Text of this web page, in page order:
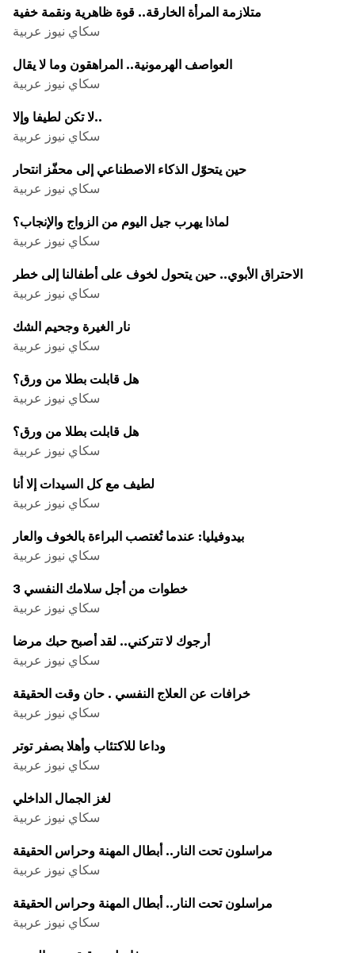
متلازمة المرأة الخارقة.. قوة ظاهرية ونقمة خفية
سكاي نيوز عربية
العواصف الهرمونية.. المراهقون وما لا يقال
سكاي نيوز عربية
لا تكن لطيفا وإلا..
سكاي نيوز عربية
حين يتحوّل الذكاء الاصطناعي إلى محفّز انتحار
سكاي نيوز عربية
لماذا يهرب جيل اليوم من الزواج والإنجاب؟
سكاي نيوز عربية
الاحتراق الأبوي.. حين يتحول لخوف على أطفالنا إلى خطر
سكاي نيوز عربية
نار الغيرة وجحيم الشك
سكاي نيوز عربية
هل قابلت بطلا من ورق؟
سكاي نيوز عربية
هل قابلت بطلا من ورق؟
سكاي نيوز عربية
لطيف مع كل السيدات إلا أنا
سكاي نيوز عربية
بيدوفيليا: عندما تُغتصب البراءة بالخوف والعار
سكاي نيوز عربية
3 خطوات من أجل سلامك النفسي
سكاي نيوز عربية
أرجوك لا تتركني.. لقد أصبح حبك مرضا
سكاي نيوز عربية
خرافات عن العلاج النفسي . حان وقت الحقيقة
سكاي نيوز عربية
وداعا للاكتئاب وأهلا بصفر توتر
سكاي نيوز عربية
لغز الجمال الداخلي
سكاي نيوز عربية
مراسلون تحت النار.. أبطال المهنة وحراس الحقيقة
سكاي نيوز عربية
مراسلون تحت النار.. أبطال المهنة وحراس الحقيقة
سكاي نيوز عربية